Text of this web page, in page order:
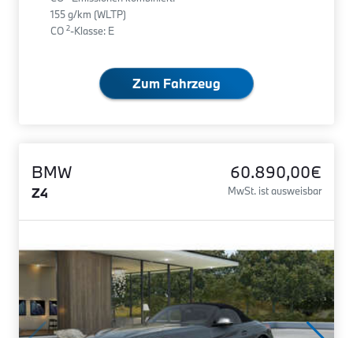
155 g/km (WLTP)
CO 2-Klasse: E
Zum Fahrzeug
BMW
Z4
60.890,00€
MwSt. ist ausweisbar